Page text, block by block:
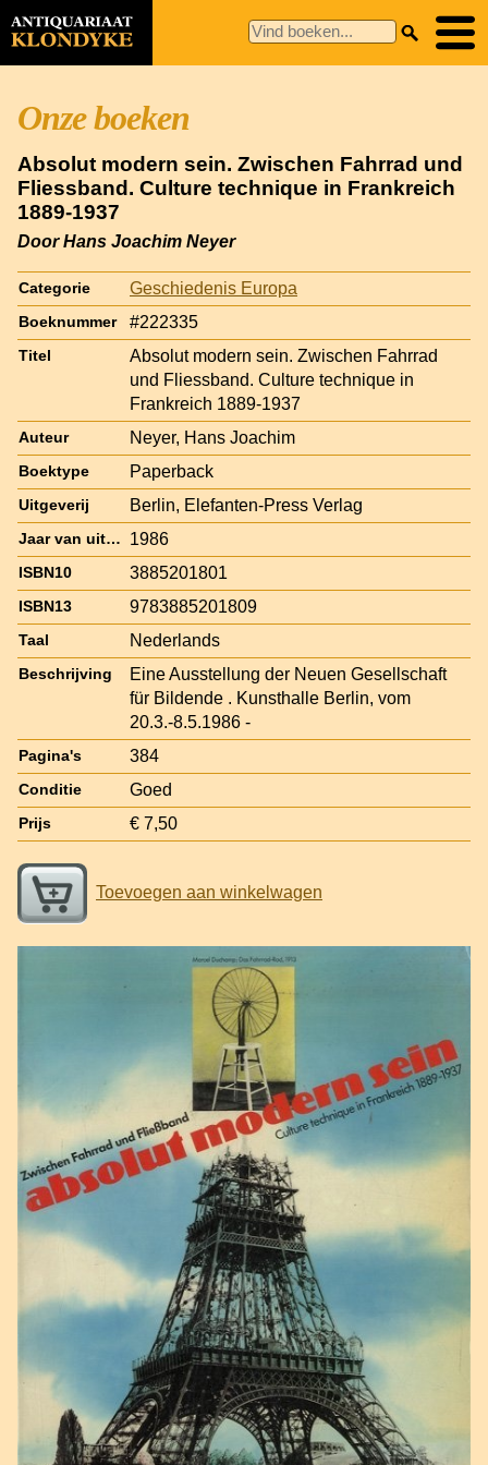
Onze boeken
Absolut modern sein. Zwischen Fahrrad und
Fliessband. Culture technique in Frankreich
1889-1937
Door Hans Joachim Neyer
Categorie Geschiedenis Europa
Boeknummer #222335
Titel
Absolut modern sein. Zwischen Fahrrad
und Fliessband. Culture technique in
Frankreich 1889-1937
Auteur Neyer, Hans Joachim
Boektype Paperback
Uitgeverij Berlin, Elefanten-Press Verlag
Jaar van uitgave 1986
ISBN10 3885201801
ISBN13 9783885201809
Taal Nederlands
Beschrijving
Eine Ausstellung der Neuen Gesellschaft
für Bildende . Kunsthalle Berlin, vom
20.3.-8.5.1986 -
Pagina's 384
Conditie Goed
Prijs € 7,50
Toevoegen aan winkelwagen